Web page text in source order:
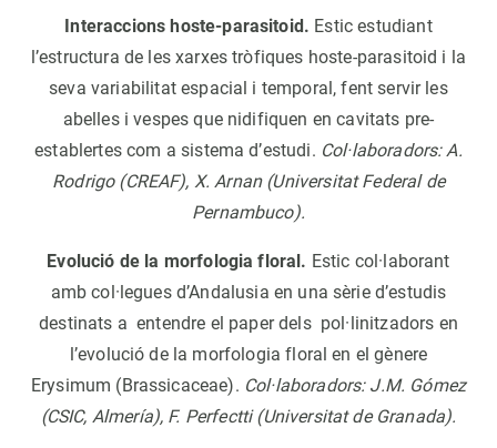
Interaccions hoste-parasitoid. Estic estudiant
l’estructura de les xarxes tròfiques hoste-parasitoid i la
seva variabilitat espacial i temporal, fent servir les
abelles i vespes que nidifiquen en cavitats pre-
establertes com a sistema d’estudi. Col·laboradors: A.
Rodrigo (CREAF), X. Arnan (Universitat Federal de
Pernambuco).
Evolució de la morfologia floral. Estic col·laborant
amb col·legues d’Andalusia en una sèrie d’estudis
destinats a entendre el paper dels pol·linitzadors en
l’evolució de la morfologia floral en el gènere
Erysimum (Brassicaceae). Col·laboradors: J.M. Gómez
(CSIC, Almería), F. Perfectti (Universitat de Granada).